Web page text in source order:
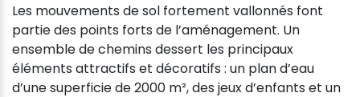
Les mouvements de sol fortement vallonnés font
partie des points forts de l’aménagement. Un
ensemble de chemins dessert les principaux
éléments attractifs et décoratifs : un plan d’eau
d’une superficie de 2000 m², des jeux d’enfants et un